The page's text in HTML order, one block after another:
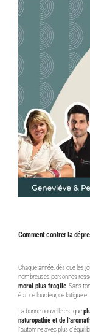
Comment contrer la
Chaque année, dès que les
nombreuses personnes
moral plus fragile. Sans
état de lourdeur, de fatigue
La bonne nouvelle est que
naturopathie et de
l’automne avec plus